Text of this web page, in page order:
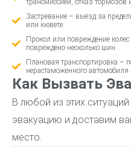
трансмиссией, отказ тормозов
Застревание – выезд за
или кювете.
Прокол или повреждение колес
повреждено несколько шин
Плановая транспортировка –
нерастаможенного автомобиля
Как Вызвать
В любой из этих
эвакуацию и доставим
место.